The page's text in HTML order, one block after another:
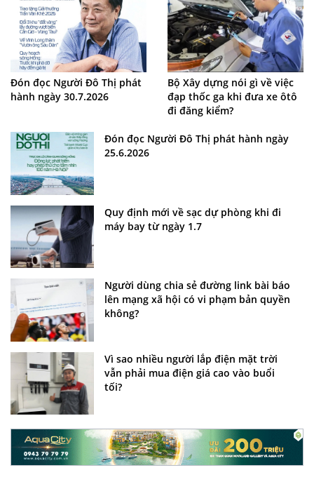
Đón đọc Người Đô Thị phát
hành ngày 30.7.2026
Bộ Xây dựng nói gì về việc
đạp thốc ga khi đưa xe ôtô
đi đăng kiểm?
Đón đọc Người Đô Thị phát hành ngày
25.6.2026
Quy định mới về sạc dự phòng khi đi
máy bay từ ngày 1.7
Người dùng chia sẻ đường link bài báo
lên mạng xã hội có vi phạm bản quyền
không?
Vì sao nhiều người lắp điện mặt trời
vẫn phải mua điện giá cao vào buổi
tối?